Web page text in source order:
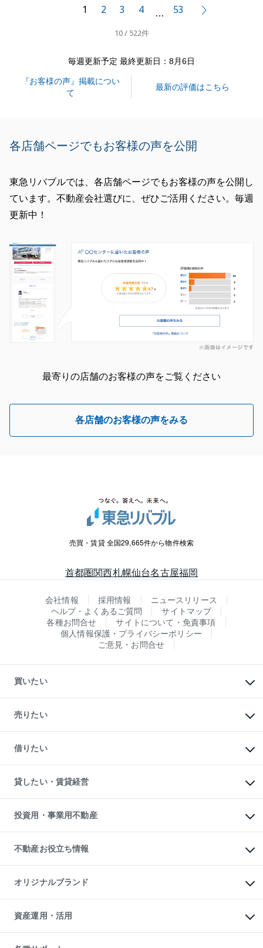
お引き渡し後もK様の不動産のパートナーとして、末
このご縁を大切に、今後とも何卒よろしくお願い申し
上げます。
1 2 3 4 … 53
10 / 522件
毎週更新予定 最終更新日：8月6日
『お客様の声』掲載につい
て
最新の評価はこちら
各店舗ページでもお客様の声を公開
東急リバブルでは、各店舗ページでもお客様の声を公開し
ています。不動産会社選びに、ぜひご活用ください。毎週
更新中！
最寄りの店舗のお客様の声をご覧ください
各店舗のお客様の声をみる
売買・賃貸 全国29,665件から物件検索
首都圏関西札幌仙台名古屋福岡
会社情報 採用情報
ニュースリリース
ヘルプ・よくあるご質問
サイトマップ
各種お問合せ
サイトについて・免責事項
個人情報保護・プライバシーポリシー
ご意見・お問合せ
買いたい
新築・分譲マンションの購入
中古マンションの購入
一戸建ての購入
中古一戸建ての購入
不動産購入の流れ
注目キーワード物件特集
購入ガイド
English 繁体中文簡体中文
売りたい
一戸建ての売却・査定
土地の売却・査定
スピードAI査定
不動産査定について
不動産売却の流れ
不動産買換えの流れ
売却ガイド
借りたい
オフィス・店舗の賃貸
借りるときの流れ
借りるガイド
貸したい・賃貸経営
マンション賃料データ
賃貸管理プラン
リロケーションについて
貸すガイド
投資用・事業用不動産
事業用不動産
マンション投資
投資用マンション
アパート経営
収益物件
ビル購入（ビル一棟）
投資用不動産の売却査定
事業用不動産の売却査定
不動産お役立ち情報
マンションライブラリー
人気マンションランキング
暮らしに役立つ不動産メディア
不動産相場・不動産価格情報
不動産コラム・ニュース
不動産用語集
オリジナルブランド
一棟リノベーションマンション
L`GENTE（ルジェンテ）
区分リノベーションマンション
資産運用・活用